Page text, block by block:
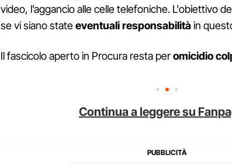
video, l’aggancio alle celle telefoniche. L'obiettivo
se vi siano stateeventuali responsabilitàin
Il fascicolo aperto in Procura resta peromicidio
Continua a leggere su